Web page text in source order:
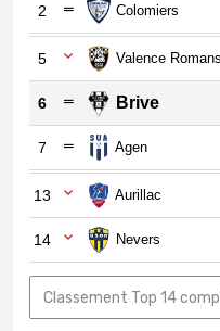
2 Colomiers
5 Valence Romans
6 Brive
7 Agen
13 Aurillac
14 Nevers
Classement Top 14